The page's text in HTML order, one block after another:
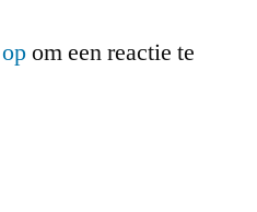
om een reactie te